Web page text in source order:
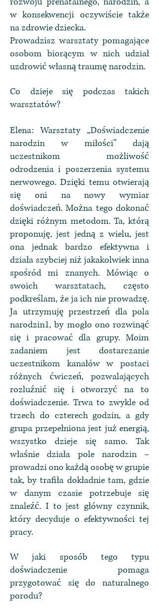
w konsekwencji oczywiście także
na zdrowie dziecka.
Prowadzisz warsztaty pomagające
osobom biorącym w nich udział
uzdrowić własną traumę narodzin.
Co dzieje się podczas takich
warsztatów?
Elena: Warsztaty „Doświadczenie
narodzin w miłości” dają
uczestnikom możliwość
odrodzenia i poszerzenia systemu
nerwowego. Dzięki temu otwierają
się oni na nowy wymiar
doświadczeń. Można tego dokonać
dzięki różnym metodom. Ta, którą
proponuję, jest jedną z wielu, jest
ona jednak bardzo efektywna i
działa szybciej niż jakakolwiek inna
spośród mi znanych. Mówiąc o
swoich warsztatach, często
podkreślam, że ja ich nie prowadzę.
Ja utrzymuję przestrzeń dla pola
narodzin1, by mogło ono rozwinąć
się i pracować dla grupy. Moim
zadaniem jest dostarczanie
uczestnikom kanałów w postaci
różnych ćwiczeń, pozwalających
rozluźnić się i otworzyć na to
doświadczenie. Trwa to zwykle od
trzech do czterech godzin, a gdy
grupa przepełniona jest już energią,
wszystko dzieje się samo. Tak
właśnie działa pole narodzin –
prowadzi ono każdą osobę w grupie
tak, by trafiła dokładnie tam, gdzie
w danym czasie potrzebuje się
znaleźć. I to jest główny czynnik,
który decyduje o efektywności tej
pracy.
W jaki sposób tego typu
doświadczenie pomaga
przygotować się do naturalnego
porodu?